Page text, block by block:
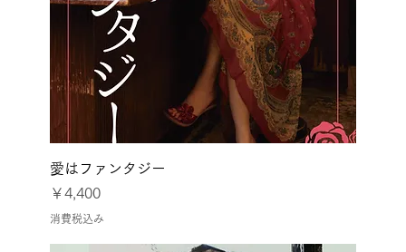
愛はファンタジー
価格
￥4,400
消費税込み